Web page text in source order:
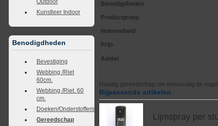
Outdoor
Kunstleer Indoor
Benodigdheden
Bevestiging
Webbing /Riet
60cm.
Webbing /Riet. 60
cm.
Doeken/Onderstoffering
Gereedschap
Benodigdheden
Productgroep
Hoeveelheid
Prijs
Aantal
Handig gereedschap om eenvoudig de
Bijpassende artikelen
Lijmspray per